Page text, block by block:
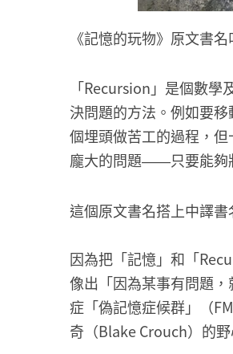
《記憶的玩物》原文書
「Recursion」是個數
決問題的方法。例如要
個埋頭做苦工的過程，
龐大的問題——只要能
這個原文書名搭上中譯書
因為把「記憶」和「
像出「因為某事有問題
症「偽記憶症候群」（
奇（Blake Crouch）的